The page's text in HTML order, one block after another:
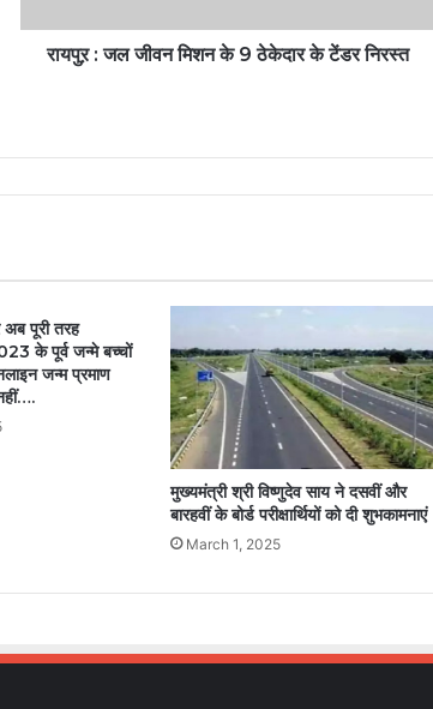
रायपुऱ : जल जीवन मिशन के 9 ठेकेदार के टेंडर निरस्त
पूरी तरह
के पूर्व जन्मे बच्चों
जन्म प्रमाण
मुख्यमंत्री श्री विष्णुदेव साय ने दसवीं और
बारहवीं के बोर्ड परीक्षार्थियों को दी शुभकामनाएं
March 1, 2025